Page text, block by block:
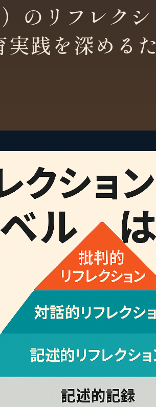
のリフレクシ
践を深めるた